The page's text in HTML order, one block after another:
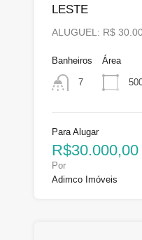
LESTE
ALUGUEL: R$
Banheiros
7
Área
Para Alugar
R$30.000,00
Por
Adimco Imóveis